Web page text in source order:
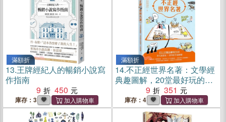
滿額折
13.王牌經紀人的暢銷小說寫
作指南
9
450
庫存：3
滿額折
14.不正經世界名著：文學經
典趣圖解，20堂最好玩的微
ㄎ一ㄤ故事課
9 351
庫存：4